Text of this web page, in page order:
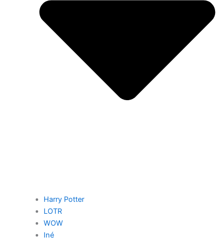
Harry Potter
LOTR
WOW
Iné